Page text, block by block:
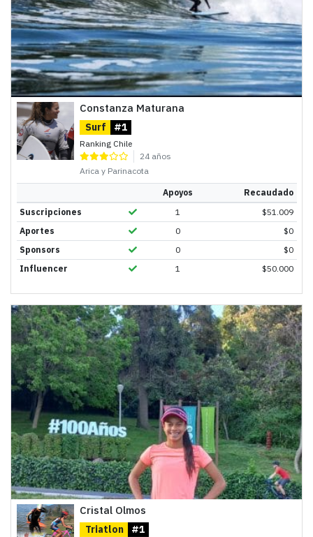
Constanza Maturana
Surf #1
Ranking Chile
24 años
Arica y Parinacota
Apoyos
Recaudado
Suscripciones
1 $51.009
Aportes
0 $0
Sponsors
0 $0
Influencer
1 $50.000
Cristal Olmos
Triatlon #1